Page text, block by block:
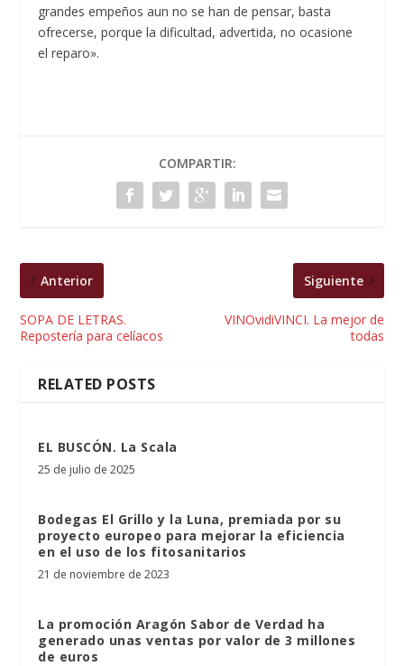
grandes empeños aun no se han de pensar, basta
ofrecerse, porque la dificultad, advertida, no ocasione
el reparo».
COMPARTIR:
Anterior
SOPA DE LETRAS.
Repostería para celíacos
Siguiente
VINOvidiVINCI. La mejor de
todas
RELATED POSTS
EL BUSCÓN. La Scala
25 de julio de 2025
Bodegas El Grillo y la Luna, premiada por su
proyecto europeo para mejorar la eficiencia
en el uso de los fitosanitarios
21 de noviembre de 2023
La promoción Aragón Sabor de Verdad ha
generado unas ventas por valor de 3 millones
de euros